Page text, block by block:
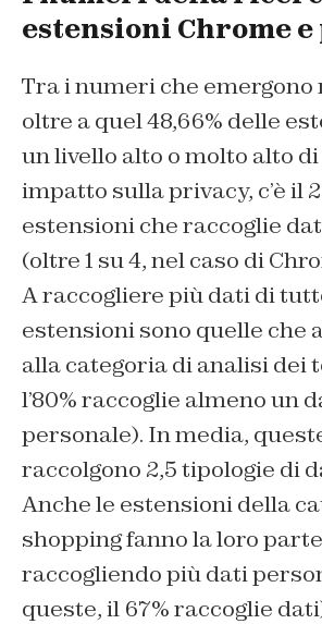
estensioni Chrome
Tra i numeri che emergono
oltre a quel 48,66% delle
un livello alto o molto alto
impatto sulla privacy, c’è il
estensioni che raccoglie
(oltre 1 su 4, nel caso di
A raccogliere più dati di
estensioni sono quelle che
alla categoria di analisi dei
l’80% raccoglie almeno un
personale). In media,
raccolgono 2,5 tipologie di
Anche le estensioni della
shopping fanno la loro
raccogliendo più dati
queste, il 67% raccoglie